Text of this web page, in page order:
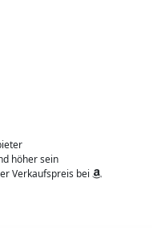
höher sein
Verkaufspreis bei